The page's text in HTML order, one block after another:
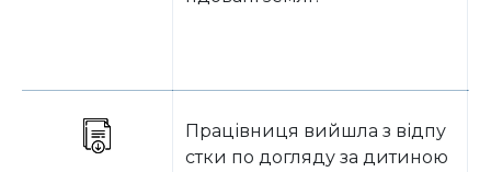
Працівниця вийшла з відпу
стки по догляду за дитиною